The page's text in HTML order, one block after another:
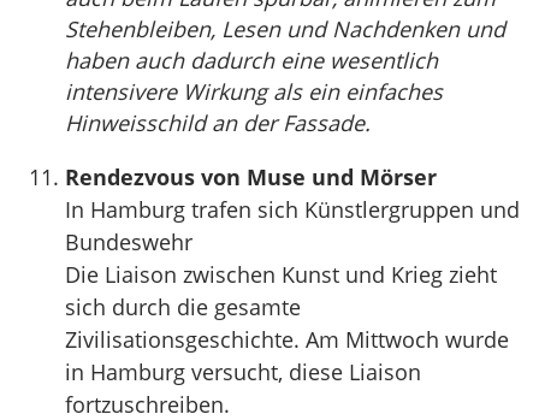
Stehenbleiben, Lesen und Nachdenken und
haben auch dadurch eine wesentlich
intensivere Wirkung als ein einfaches
Hinweisschild an der Fassade.
Rendezvous von Muse und Mörser
In Hamburg trafen sich Künstlergruppen und
Bundeswehr
Die Liaison zwischen Kunst und Krieg zieht
sich durch die gesamte
Zivilisationsgeschichte. Am Mittwoch wurde
in Hamburg versucht, diese Liaison
fortzuschreiben.